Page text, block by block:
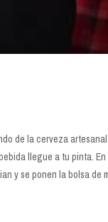
de la cerveza
llegue a tu pinta.
y se ponen la bolsa de